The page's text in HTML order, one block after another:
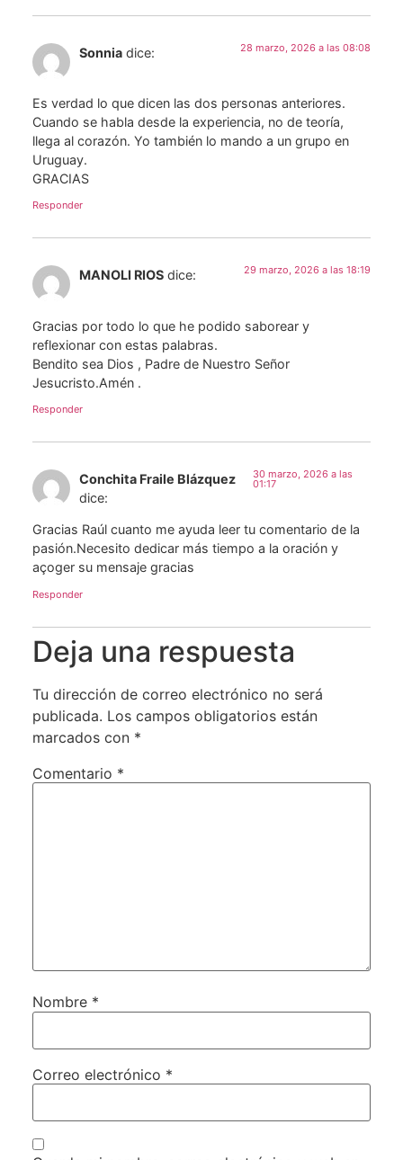
Sonnia dice: 28 marzo, 2026 a las 08:08
Es verdad lo que dicen las dos personas anteriores.
Cuando se habla desde la experiencia, no de teoría,
llega al corazón. Yo también lo mando a un grupo en
Uruguay.
GRACIAS
Responder
MANOLI RIOS dice: 29 marzo, 2026 a las 18:19
Gracias por todo lo que he podido saborear y
reflexionar con estas palabras.
Bendito sea Dios , Padre de Nuestro Señor
Jesucristo.Amén .
Responder
Conchita Fraile Blázquez
dice:
30 marzo, 2026 a las
01:17
Gracias Raúl cuanto me ayuda leer tu comentario de la
pasión.Necesito dedicar más tiempo a la oración y
açoger su mensaje gracias
Responder
Deja una respuesta
Tu dirección de correo electrónico no será
publicada. Los campos obligatorios están
marcados con *
Comentario *
Nombre *
Correo electrónico *